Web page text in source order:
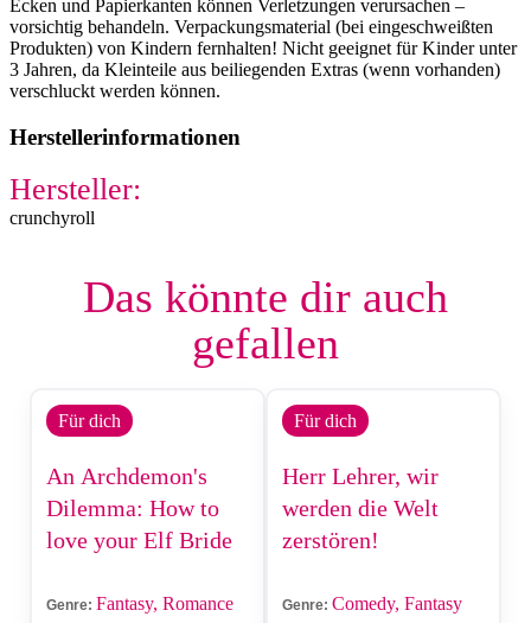
Ecken und Papierkanten können Verletzungen verursachen –
vorsichtig behandeln. Verpackungsmaterial (bei eingeschweißten
Produkten) von Kindern fernhalten! Nicht geeignet für Kinder unter
3 Jahren, da Kleinteile aus beiliegenden Extras (wenn vorhanden)
verschluckt werden können.
Herstellerinformationen
Hersteller:
crunchyroll
Das könnte dir auch
gefallen
Für dich
An Archdemon's
Dilemma: How to
love your Elf Bride
Genre: Fantasy, Romance
Für dich
Herr Lehrer, wir
werden die Welt
zerstören!
Genre: Comedy, Fantasy